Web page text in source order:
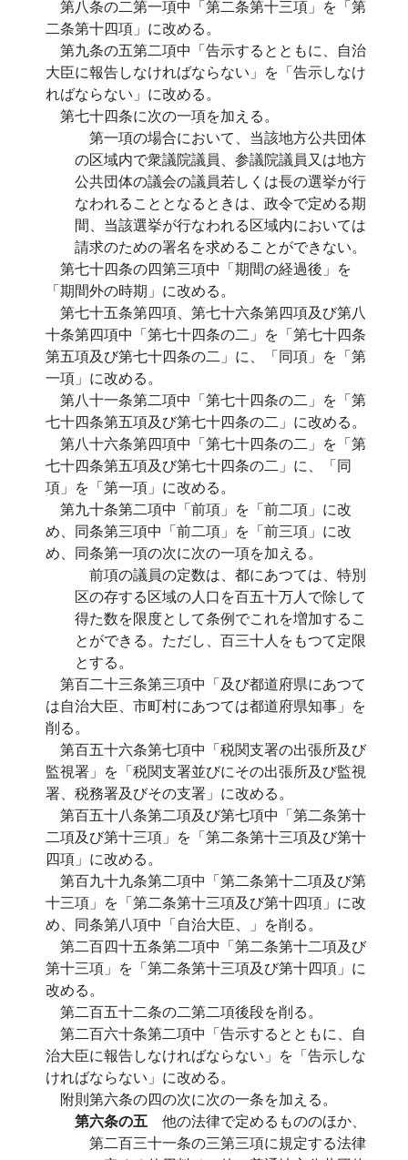
第八条の二第一項中「第二条第十三項」を「第
二条第十四項」に改める。
第九条の五第二項中「告示するとともに、自治
大臣に報告しなければならない」を「告示しなけ
ればならない」に改める。
第七十四条に次の一項を加える。
第一項の場合において、当該地方公共団体
の区域内で衆議院議員、参議院議員又は地方
公共団体の議会の議員若しくは長の選挙が行
なわれることとなるときは、政令で定める期
間、当該選挙が行なわれる区域内においては
請求のための署名を求めることができない。
第七十四条の四第三項中「期間の経過後」を
「期間外の時期」に改める。
第七十五条第四項、第七十六条第四項及び第八
十条第四項中「第七十四条の二」を「第七十四条
第五項及び第七十四条の二」に、「同項」を「第
一項」に改める。
第八十一条第二項中「第七十四条の二」を「第
七十四条第五項及び第七十四条の二」に改める。
第八十六条第四項中「第七十四条の二」を「第
七十四条第五項及び第七十四条の二」に、「同
項」を「第一項」に改める。
第九十条第二項中「前項」を「前二項」に改
め、同条第三項中「前二項」を「前三項」に改
め、同条第一項の次に次の一項を加える。
前項の議員の定数は、都にあつては、特別
区の存する区域の人口を百五十万人で除して
得た数を限度として条例でこれを増加するこ
とができる。ただし、百三十人をもつて定限
とする。
第百二十三条第三項中「及び都道府県にあつて
は自治大臣、市町村にあつては都道府県知事」を
削る。
第百五十六条第七項中「税関支署の出張所及び
監視署」を「税関支署並びにその出張所及び監視
署、税務署及びその支署」に改める。
第百五十八条第二項及び第七項中「第二条第十
二項及び第十三項」を「第二条第十三項及び第十
四項」に改める。
第百九十九条第二項中「第二条第十二項及び第
十三項」を「第二条第十三項及び第十四項」に改
め、同条第八項中「自治大臣、」を削る。
第二百四十五条第二項中「第二条第十二項及び
第十三項」を「第二条第十三項及び第十四項」に
改める。
第二百五十二条の二第二項後段を削る。
第二百六十条第二項中「告示するとともに、自
治大臣に報告しなければならない」を「告示しな
ければならない」に改める。
附則第六条の四の次に次の一条を加える。
第六条の五 他の法律で定めるもののほか、
第二百三十一条の三第三項に規定する法律